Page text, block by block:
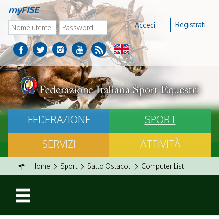
myFISE
Accedi Registrati
FEDERAZIONE
SPORT
SERVIZI
ATTIVITÀ
Home Sport Salto Ostacoli Computer List